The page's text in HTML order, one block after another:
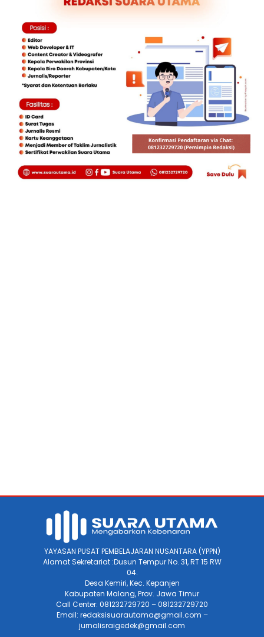
YAYASAN PUSAT PEMBELAJARAN NUSANTARA (YPPN)
Alamat Sekretariat :Dusun Tempur No. 31, RT 15 RW
04.
Desa Kemiri, Kec. Kepanjen
Kabupaten Malang, Prov. Jawa Timur
Call Center: 081232729720 – 081232729720
Email: redaksisuarautama@gmail.com –
jurnalisraigedek@gmail.com